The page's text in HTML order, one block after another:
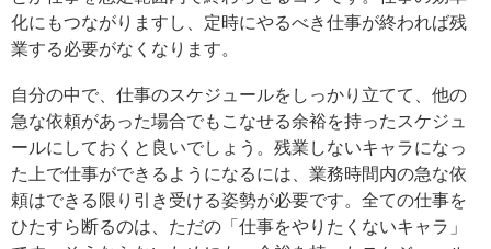
化にもつながりますし、定時にやるべき仕事が終われば残
業する必要がなくなります。
自分の中で、仕事のスケジュールをしっかり立てて、他の
急な依頼があった場合でもこなせる余裕を持ったスケジュ
ールにしておくと良いでしょう。残業しないキャラになっ
た上で仕事ができるようになるには、業務時間内の急な依
頼はできる限り引き受ける姿勢が必要です。全ての仕事を
ひたすら断るのは、ただの「仕事をやりたくないキャラ」